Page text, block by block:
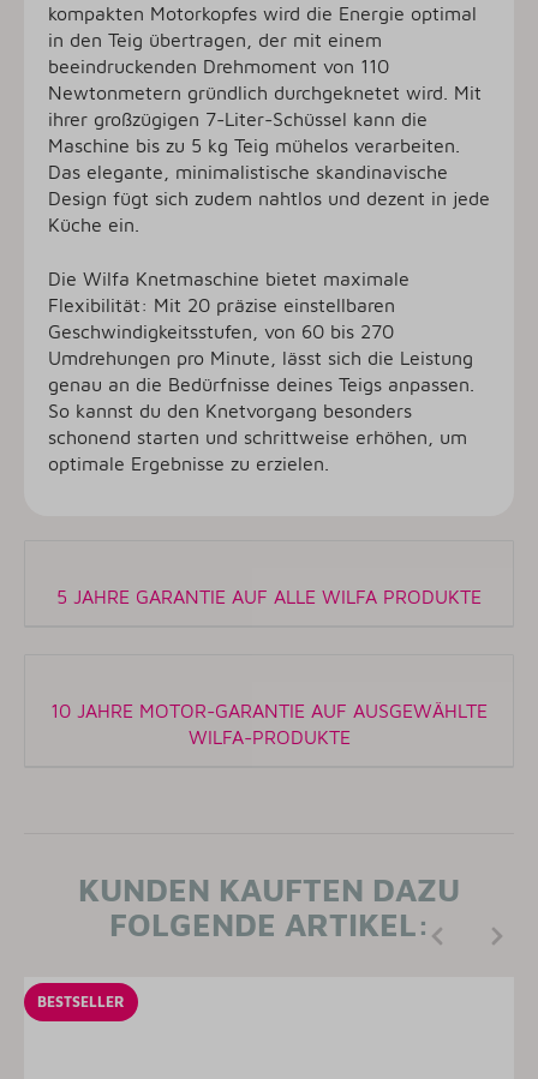
kompakten Motorkopfes wird die Energie optimal
in den Teig übertragen, der mit einem
beeindruckenden Drehmoment von 110
Newtonmetern gründlich durchgeknetet wird. Mit
ihrer großzügigen 7-Liter-Schüssel kann die
Maschine bis zu 5 kg Teig mühelos verarbeiten.
Das elegante, minimalistische skandinavische
Design fügt sich zudem nahtlos und dezent in jede
Küche ein.
Die Wilfa Knetmaschine bietet maximale
Flexibilität: Mit 20 präzise einstellbaren
Geschwindigkeitsstufen, von 60 bis 270
Umdrehungen pro Minute, lässt sich die Leistung
genau an die Bedürfnisse deines Teigs anpassen.
So kannst du den Knetvorgang besonders
schonend starten und schrittweise erhöhen, um
optimale Ergebnisse zu erzielen.
5 JAHRE GARANTIE AUF ALLE WILFA PRODUKTE
10 JAHRE MOTOR-GARANTIE AUF AUSGEWÄHLTE
WILFA-PRODUKTE
KUNDEN KAUFTEN DAZU
FOLGENDE ARTIKEL:
BESTSELLER